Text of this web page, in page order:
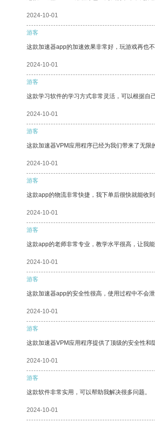
2024-10-01
游客
这款加速器app的加速效果非常好，玩游戏再也
2024-10-01
游客
这款学习软件的学习方式非常灵活，可以根据自
2024-10-01
游客
这款加速器VPM应用程序已经为我们带来了无限
2024-10-01
游客
这款app的物流非常快捷，我下单后很快就能收到
2024-10-01
游客
这款app的老师非常专业，教学水平很高，让我能
2024-10-01
游客
这款加速器app的安全性很高，使用过程中不会
2024-10-01
游客
这款加速器VPM应用程序提供了顶级的安全性和
2024-10-01
游客
这款软件非常实用，可以帮助我解决很多问题。
2024-10-01